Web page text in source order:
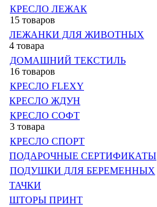
КРЕСЛО ЛЕЖАК
15 товаров
ЛЕЖАНКИ ДЛЯ ЖИВОТНЫХ
4 товара
ДОМАШНИЙ ТЕКСТИЛЬ
16 товаров
КРЕСЛО FLEXY
КРЕСЛО ЖДУН
КРЕСЛО СОФТ
3 товара
КРЕСЛО СПОРТ
ПОДАРОЧНЫЕ СЕРТИФИКАТЫ
ПОДУШКИ ДЛЯ БЕРЕМЕННЫХ
ТАЧКИ
ШТОРЫ ПРИНТ